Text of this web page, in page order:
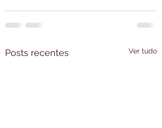
Posts recentes Ver tudo